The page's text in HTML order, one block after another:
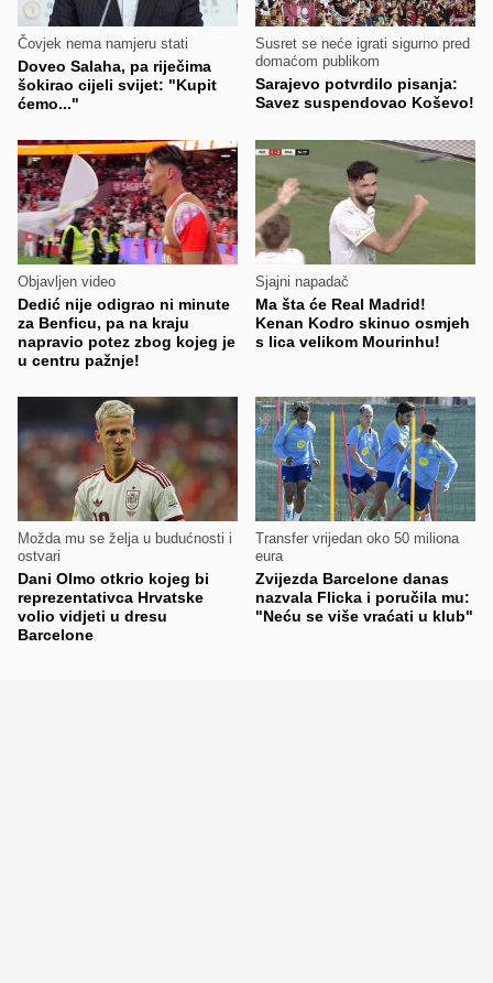
Čovjek nema namjeru stati
Doveo Salaha, pa riječima
šokirao cijeli svijet: "Kupit
ćemo..."
Susret se neće igrati sigurno pred
domaćom publikom
Sarajevo potvrdilo pisanja:
Savez suspendovao Koševo!
Objavljen video
Dedić nije odigrao ni minute
za Benficu, pa na kraju
napravio potez zbog kojeg je
u centru pažnje!
Sjajni napadač
Ma šta će Real Madrid!
Kenan Kodro skinuo osmjeh
s lica velikom Mourinhu!
Možda mu se želja u budućnosti i
ostvari
Dani Olmo otkrio kojeg bi
reprezentativca Hrvatske
volio vidjeti u dresu
Barcelone
Transfer vrijedan oko 50 miliona
eura
Zvijezda Barcelone danas
nazvala Flicka i poručila mu:
"Neću se više vraćati u klub"